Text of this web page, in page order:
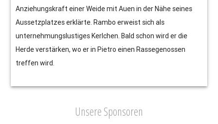
Anziehungskraft einer Weide mit Auen in der Nähe seines
Aussetzplatzes erklärte. Rambo erweist sich als
unternehmungslustiges Kerlchen. Bald schon wird er die
Herde verstärken, wo er in Pietro einen Rassegenossen
treffen wird.
Unsere Sponsoren